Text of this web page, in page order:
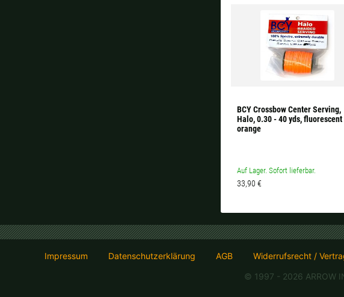
BCY Crossbow Center Serving,
Halo, 0.30 - 40 yds, fluorescent
orange
Auf Lager. Sofort lieferbar.
33,90 €
Impressum Datenschutzerklärung AGB Widerrufsrecht /
© 1997 - 2026 ARROW